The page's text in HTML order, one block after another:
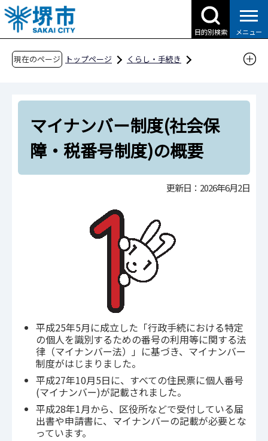
こ
の
ペ
目的別検索 メニュー
現在のページ トップページ
くらし・手続き
マイナンバーカード
マイナンバー制度
マイナンバー制度(社会保障・税番号制度)の概
要
マイナンバー制度(社会保
障・税番号制度)の概要
更新日：2026年6月2日
平成25年5月に成立した「行政手続における特定
の個人を識別するための番号の利用等に関する法
律（マイナンバー法）」に基づき、マイナンバー
制度がはじまりました。
平成27年10月5日に、すべての住民票に個人番号
(マイナンバー)が記載されました。
平成28年1月から、区役所などで受付している届
出書や申請書に、マイナンバーの記載が必要とな
っています。